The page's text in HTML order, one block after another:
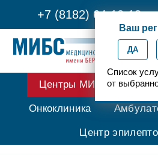
+7 (8182) 64-12-13
Ваш
ДА
Список
от
Центры МИБС
Онкоклиника
Центр